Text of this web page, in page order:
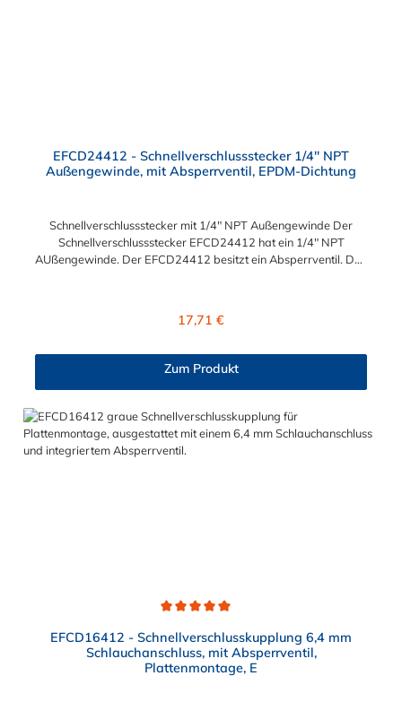
EFCD24412 - Schnellverschlussstecker 1/4" NPT
Außengewinde, mit Absperrventil, EPDM-Dichtung
Schnellverschlussstecker mit 1/4" NPT Außengewinde Der
Schnellverschlussstecker EFCD24412 hat ein 1/4" NPT
AUßengewinde. Der EFCD24412 besitzt ein Absperrventil. Das
Vakuum bis 7,2 bar Max. Betriebstemperatur: 0 °C bis 71 °C
Kupplungen der EFC12- Serie kombinieren.
Regulärer Preis:
17,71 €
Zum Produkt
EFCD16412 - Schnellverschlusskupplung 6,4 mm
Schlauchanschluss, mit Absperrventil,
Plattenmontage, E